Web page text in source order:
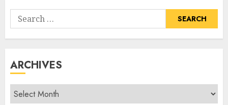
Search
for:
ARCHIVES
Archives